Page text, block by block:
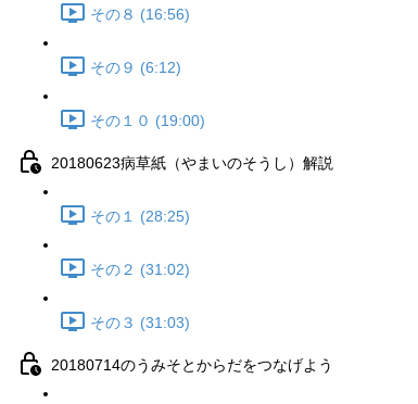
その８ (16:56)
その９ (6:12)
その１０ (19:00)
20180623病草紙（やまいのそうし）解説
その１ (28:25)
その２ (31:02)
その３ (31:03)
20180714のうみそとからだをつなげよう